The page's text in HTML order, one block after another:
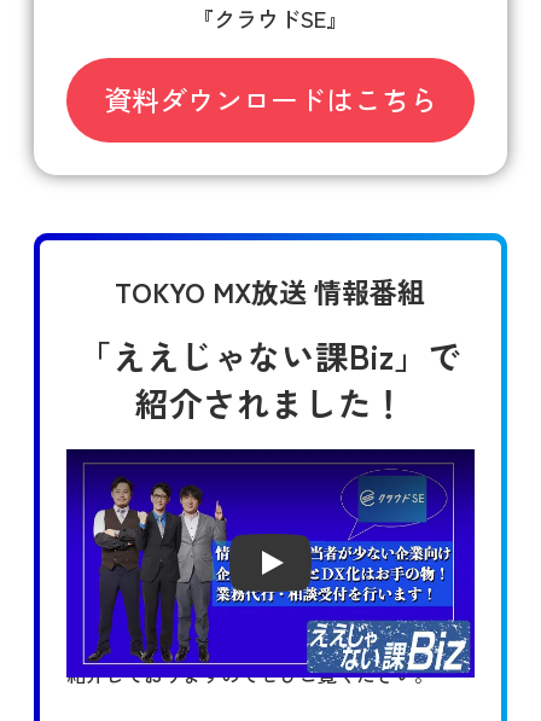
『クラウドSE』
資料ダウンロードはこちら
TOKYO MX放送 情報番組
「ええじゃない課Biz」で
紹介されました！
Play
企業のIT業務とDX化の推進サービス
「クラウドSE」について
非常にわかりやすく
紹介しておりますのでぜひご覧ください。